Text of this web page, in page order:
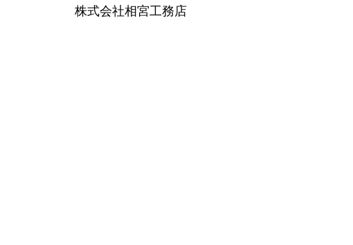
株式会社相宮工務店